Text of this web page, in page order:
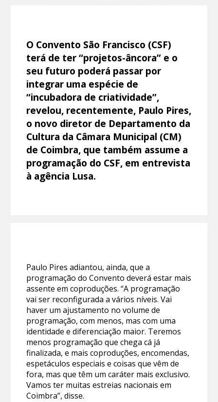
O Convento São Francisco (CSF)
terá de ter “projetos-âncora” e o
seu futuro poderá passar por
integrar uma espécie de
“incubadora de criatividade”,
revelou, recentemente, Paulo Pires,
o novo diretor de Departamento da
Cultura da Câmara Municipal (CM)
de Coimbra, que também assume a
programação do CSF, em entrevista
à agência Lusa.
Paulo Pires adiantou, ainda, que a
programação do Convento deverá estar mais
assente em coproduções. “A programação
vai ser reconfigurada a vários níveis. Vai
haver um ajustamento no volume de
programação, com menos, mas com uma
identidade e diferenciação maior. Teremos
menos programação que chega cá já
finalizada, e mais coproduções, encomendas,
espetáculos especiais e coisas que vêm de
fora, mas que têm um caráter mais exclusivo.
Vamos ter muitas estreias nacionais em
Coimbra”, disse.